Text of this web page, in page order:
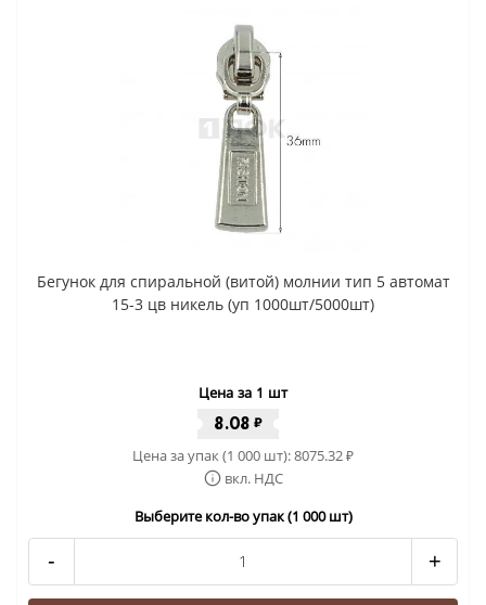
Бегунок для спиральной (витой) молнии тип 5 автомат
15-3 цв никель (уп 1000шт/5000шт)
Цена за 1 шт
8.08 ₽
Цена за упак (1 000 шт):8075.32₽
вкл. НДС
Выберите кол-во упак (1 000 шт)
- +